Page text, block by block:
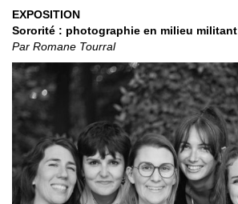
EXPOSITION
Sororité : photographie en milieu militant
Par Romane Tourral